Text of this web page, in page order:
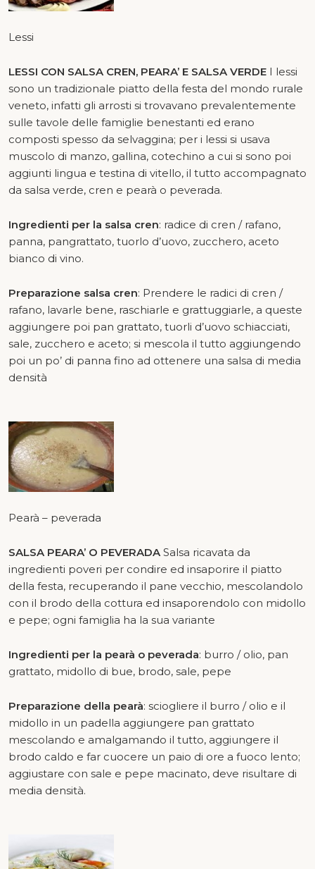
Lessi
LESSI CON SALSA CREN, PEARA’ E SALSA VERDE I lessi
sono un tradizionale piatto della festa del mondo rurale
veneto, infatti gli arrosti si trovavano prevalentemente
sulle tavole delle famiglie benestanti ed erano
composti spesso da selvaggina; per i lessi si usava
muscolo di manzo, gallina, cotechino a cui si sono poi
aggiunti lingua e testina di vitello, il tutto accompagnato
da salsa verde, cren e pearà o peverada.
Ingredienti per la salsa cren: radice di cren / rafano,
panna, pangrattato, tuorlo d’uovo, zucchero, aceto
bianco di vino.
Preparazione salsa cren: Prendere le radici di cren /
rafano, lavarle bene, raschiarle e grattuggiarle, a queste
aggiungere poi pan grattato, tuorli d’uovo schiacciati,
sale, zucchero e aceto; si mescola il tutto aggiungendo
poi un po’ di panna fino ad ottenere una salsa di media
densità
Pearà – peverada
SALSA PEARA’ O PEVERADA Salsa ricavata da
ingredienti poveri per condire ed insaporire il piatto
della festa, recuperando il pane vecchio, mescolandolo
con il brodo della cottura ed insaporendolo con midollo
e pepe; ogni famiglia ha la sua variante
Ingredienti per la pearà o peverada: burro / olio, pan
grattato, midollo di bue, brodo, sale, pepe
Preparazione della pearà: sciogliere il burro / olio e il
midollo in un padella aggiungere pan grattato
mescolando e amalgamando il tutto, aggiungere il
brodo caldo e far cuocere un paio di ore a fuoco lento;
aggiustare con sale e pepe macinato, deve risultare di
media densità.